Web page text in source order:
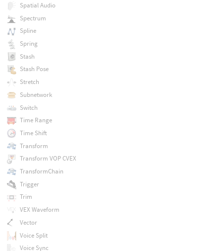
Spatial Audio
Spectrum
Spline
Spring
Stash
Stash Pose
Stretch
Subnetwork
Switch
Time Range
Time Shift
Transform
Transform VOP CVEX
TransformChain
Trigger
Trim
VEX Waveform
Vector
Voice Split
Voice Sync